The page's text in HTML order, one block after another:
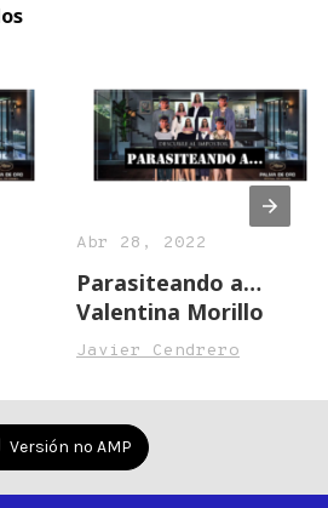
Abr 28, 2022
Parasiteando a…
Valentina Morillo
Javier Cendrero
Versión no AMP